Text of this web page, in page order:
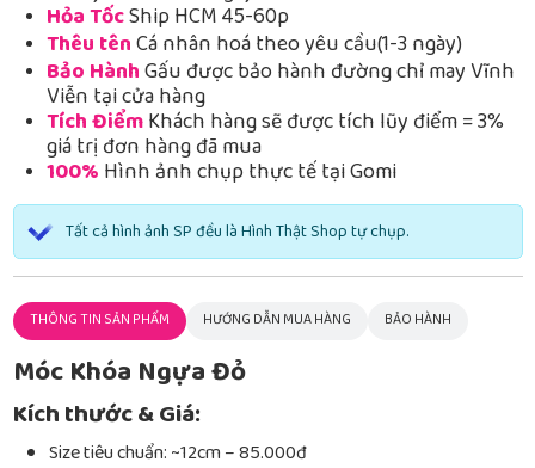
Hỏa TốcShip HCM 45-60p
Thêu tênCá nhân hoá theo yêu cầu(1-3 ngày)
Bảo HànhGấu được bảo hành đường chỉ may Vĩnh
Viễn tại cửa hàng
Tích ĐiểmKhách hàng sẽ được tích lũy điểm = 3%
giá trị đơn hàng đã mua
100% Hình ảnh chụp thực tế tại Gomi
Tất cả hình ảnh SP đều là Hình Thật Shop tự chụp.
THÔNG TIN SẢN PHẨM HƯỚNG DẪN MUA HÀNG BẢO HÀNH
Móc Khóa Ngựa Đỏ
Kích thước & Giá:
Size tiêu chuẩn: ~12cm – 85.000đ